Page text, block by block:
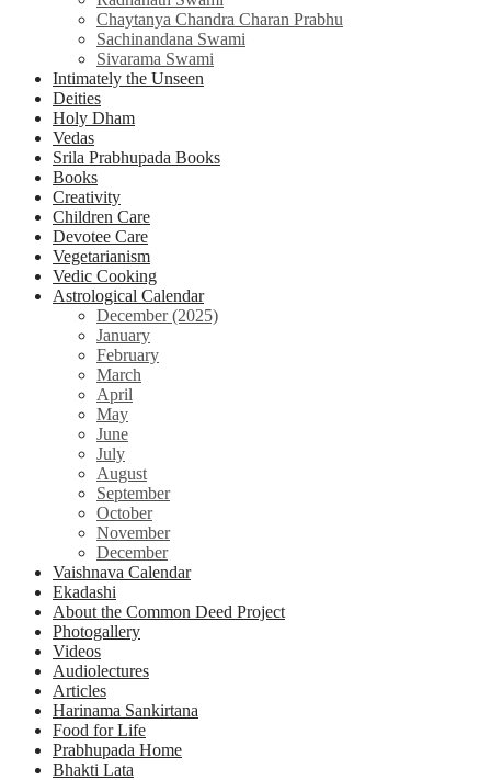
Chaytanya Chandra Charan Prabhu
Sachinandana Swami
Sivarama Swami
Intimately the Unseen
Deities
Holy Dham
Vedas
Srila Prabhupada Books
Books
Creativity
Children Care
Devotee Care
Vegetarianism
Vedic Cooking
Astrological Calendar
December (2025)
January
February
March
April
May
June
July
August
September
October
November
December
Vaishnava Calendar
Ekadashi
About the Common Deed Project
Photogallery
Videos
Audiolectures
Articles
Harinama Sankirtana
Food for Life
Prabhupada Home
Bhakti Lata